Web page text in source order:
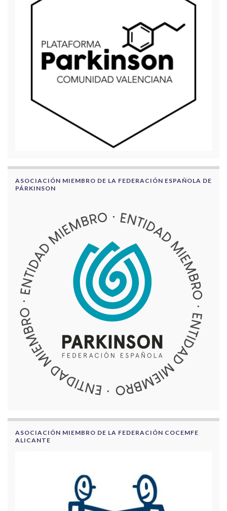
ASOCIACIÓN MIEMBRO DE LA FEDERACIÓN ESPAÑOLA DE
PÁRKINSON
ASOCIACIÓN MIEMBRO DE LA FEDERACIÓN COCEMFE
ALICANTE